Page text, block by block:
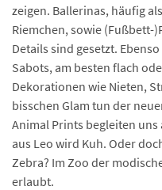
zeigen. Ballerinas, häufig
Riemchen, sowie
Details sind gesetzt.
Sabots, am besten flach
Dekorationen wie Nieten,
bisschen Glam tun der
Animal Prints begleiten
aus Leo wird Kuh. Oder
Zebra? Im Zoo der
erlaubt.